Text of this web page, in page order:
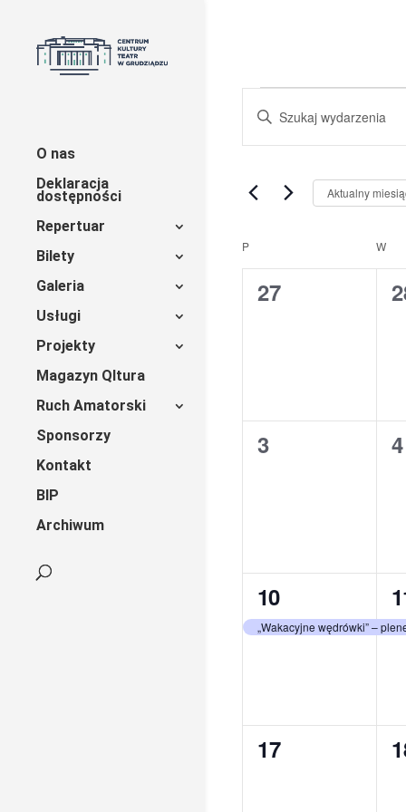
O nas
Deklaracja
dostępności
Repertuar
Bilety
Galeria
Usługi
Projekty
Magazyn Qltura
Ruch Amatorski
Sponsorzy
Kontakt
BIP
Archiwum
Wydarzenia
Wydarzenia
Nawigacja
wyszukiwaniu
i
widokach
Wpisz
słowo
kluczowe.
wg
Wydarzenia.
Aktualny
Kalendarz
Wydarzenia
P W
0
27
0
0
3
0
4
1
wydarzenie,
10
„Wakacyjne wędrówki” –
1
0
17
0